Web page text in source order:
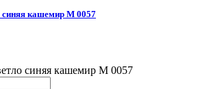
синяя кашемир М 0057